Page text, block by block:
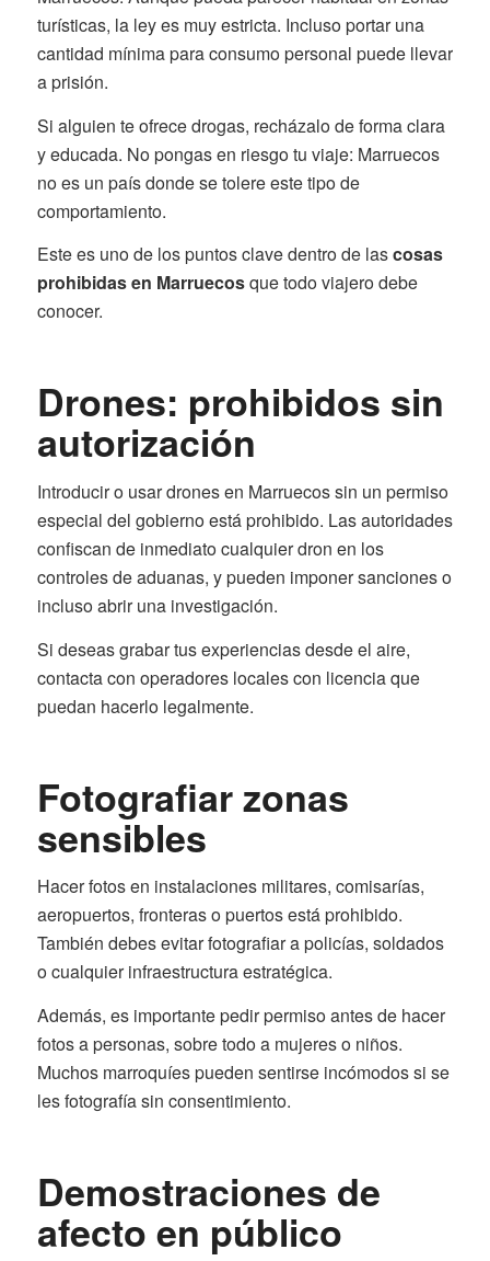
turísticas, la ley es muy estricta. Incluso portar una
cantidad mínima para consumo personal puede llevar
a prisión.
Si alguien te ofrece drogas, recházalo de forma clara
y educada. No pongas en riesgo tu viaje: Marruecos
no es un país donde se tolere este tipo de
comportamiento.
Este es uno de los puntos clave dentro de lascosas
prohibidas en Marruecosque todo viajero debe
conocer.
Drones: prohibidos sin
autorización
Introducir o usar drones en Marruecos sin un permiso
especial del gobierno está prohibido. Las autoridades
confiscan de inmediato cualquier dron en los
controles de aduanas, y pueden imponer sanciones o
incluso abrir una investigación.
Si deseas grabar tus experiencias desde el aire,
contacta con operadores locales con licencia que
puedan hacerlo legalmente.
Fotografiar zonas
sensibles
Hacer fotos en instalaciones militares, comisarías,
aeropuertos, fronteras o puertos está prohibido.
También debes evitar fotografiar a policías, soldados
o cualquier infraestructura estratégica.
Además, es importante pedir permiso antes de hacer
fotos a personas, sobre todo a mujeres o niños.
Muchos marroquíes pueden sentirse incómodos si se
les fotografía sin consentimiento.
Demostraciones de
afecto en público